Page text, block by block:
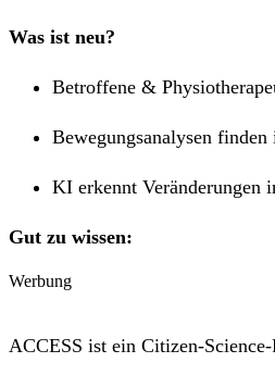
Was ist neu?
Betroffene &
Bewegungsanalysen
KI erkennt Veränderungen
Gut zu wissen:
Werbung
ACCESS ist ein Citizen-